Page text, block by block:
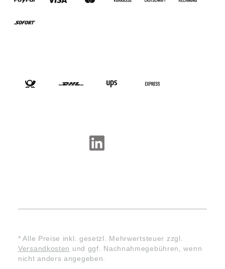
* Alle Preise inkl. gesetzl. Mehrwertsteuer zzgl.
Versandkosten und ggf. Nachnahmegebühren, wenn
nicht anders angegeben.